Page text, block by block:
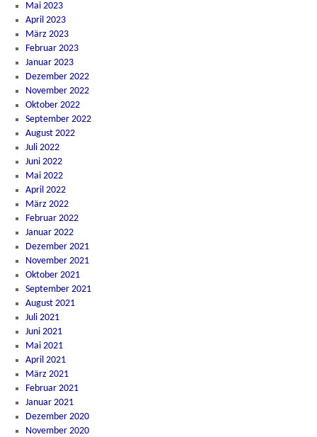
Mai 2023
April 2023
März 2023
Februar 2023
Januar 2023
Dezember 2022
November 2022
Oktober 2022
September 2022
August 2022
Juli 2022
Juni 2022
Mai 2022
April 2022
März 2022
Februar 2022
Januar 2022
Dezember 2021
November 2021
Oktober 2021
September 2021
August 2021
Juli 2021
Juni 2021
Mai 2021
April 2021
März 2021
Februar 2021
Januar 2021
Dezember 2020
November 2020